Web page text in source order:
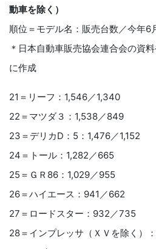
動車を除く）
順位＝モデル名：販売台数／今年6
＊日本自動車販売協会連合会の資
に作成
21＝リーフ：1,546／1,340
22＝マツダ３：1,538／849
23＝デリカD：5：1,476／1,152
24＝トール：1,282／665
25＝ＧＲ86：1,029／955
26＝ハイエース：941／662
27＝ロードスター：932／735
28＝インプレッサ（ＸＶを除く）